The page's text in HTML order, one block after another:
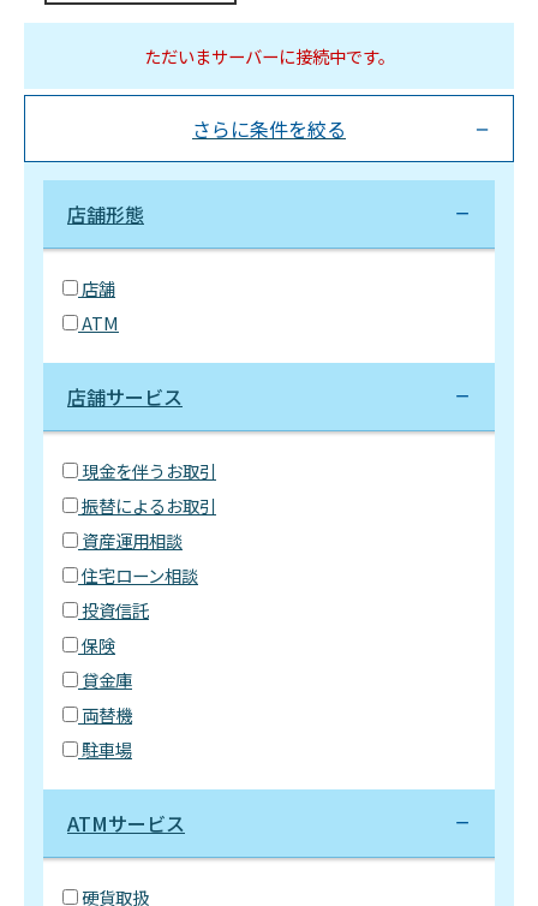
ただいまサーバーに接続中です。
さらに条件を絞る
店舗形態
店舗
ATM
店舗サービス
現金を伴うお取引
振替によるお取引
資産運用相談
住宅ローン相談
投資信託
保険
貸金庫
両替機
駐車場
ATMサービス
硬貨取扱